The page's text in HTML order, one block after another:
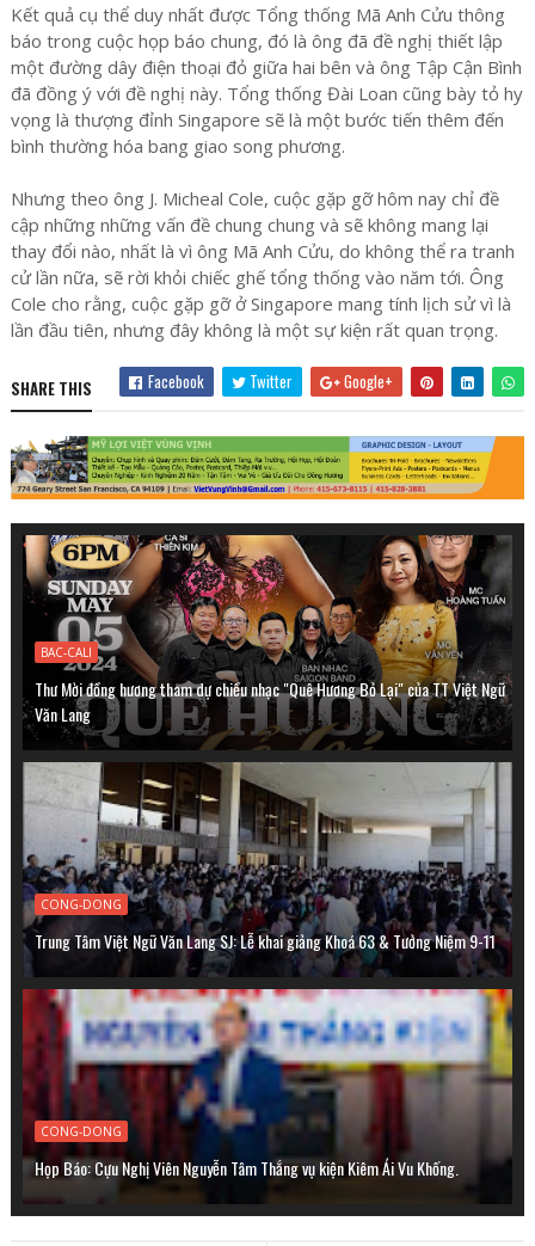
Kết quả cụ thể duy nhất được Tổng thống Mã Anh Cửu thông
báo trong cuộc họp báo chung, đó là ông đã đề nghị thiết lập
một đường dây điện thoại đỏ giữa hai bên và ông Tập Cận Bình
đã đồng ý với đề nghị này. Tổng thống Đài Loan cũng bày tỏ hy
vọng là thượng đỉnh Singapore sẽ là một bước tiến thêm đến
bình thường hóa bang giao song phương.
Nhưng theo ông J. Micheal Cole, cuộc gặp gỡ hôm nay chỉ đề
cập những những vấn đề chung chung và sẽ không mang lại
thay đổi nào, nhất là vì ông Mã Anh Cửu, do không thể ra tranh
cử lần nữa, sẽ rời khỏi chiếc ghế tổng thống vào năm tới. Ông
Cole cho rằng, cuộc gặp gỡ ở Singapore mang tính lịch sử vì là
lần đầu tiên, nhưng đây không là một sự kiện rất quan trọng.
SHARE THIS Facebook Twitter Google+
BAC-CALI
Thư Mời đồng hương tham dự chiều nhạc "Quê Hương Bỏ Lại" của TT Việt Ngữ
Văn Lang
CONG-DONG
Trung Tâm Việt Ngữ Văn Lang SJ: Lễ khai giảng Khoá 63 & Tưởng Niệm 9-11
CONG-DONG
Họp Báo: Cựu Nghị Viên Nguyễn Tâm Thắng vụ kiện Kiêm Ái Vu Khống.